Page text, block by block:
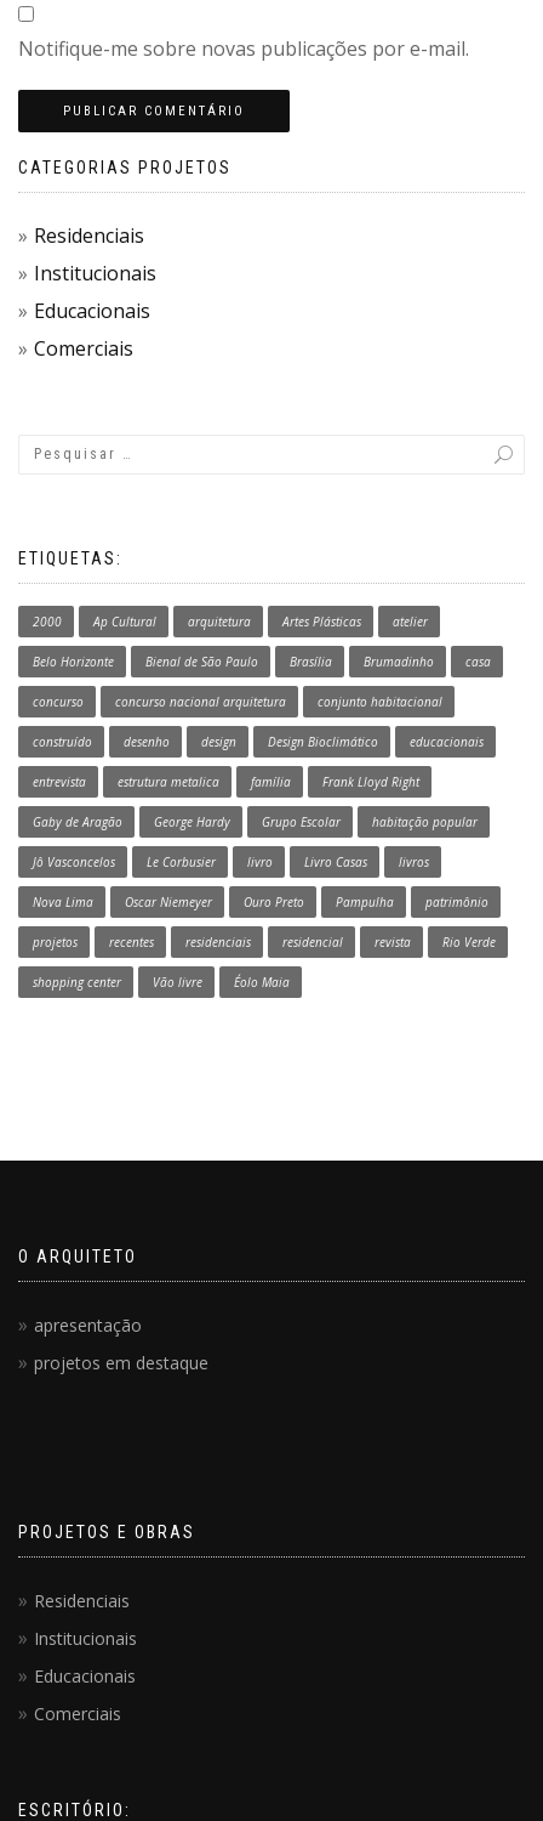
Notifique-me sobre novas publicações por e-mail.
CATEGORIAS PROJETOS
Residenciais
Institucionais
Educacionais
Comerciais
ETIQUETAS:
2000 Ap Cultural arquitetura Artes Plásticas atelier
Belo Horizonte Bienal de São Paulo Brasília Brumadinho casa
concurso concurso nacional arquitetura conjunto habitacional
construído desenho design Design Bioclimático educacionais
entrevista estrutura metalica família Frank Lloyd Right
Gaby de Aragão George Hardy Grupo Escolar habitação popular
Jô Vasconcelos Le Corbusier livro Livro Casas livros
Nova Lima Oscar Niemeyer Ouro Preto Pampulha patrimônio
projetos recentes residenciais residencial revista Rio Verde
shopping center Vão livre Éolo Maia
O ARQUITETO
apresentação
projetos em destaque
PROJETOS E OBRAS
Residenciais
Institucionais
Educacionais
Comerciais
ESCRITÓRIO: